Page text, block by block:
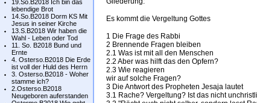
19.So.B2018 Ich bin das
lebendige Brot
14.So.B2018 Dorm KS Mit
Jesus in seiner Kirche
13.S.B2018 Wir haben die
Wahl - Leben oder Tod
11. So. B2018 Bund und
Ernte
4. Osterso.B2018 Die Erde
ist voll der Huld des Herrn
3. Osterso.B2018 - Woher
stamme ich?
2.Osterso.B2018
Neugeboren auferstanden
Es kommt die Vergeltung Gottes
1 Die Frage des Rabbi
2 Brennende Fragen bleiben
2.1 Was ist mit all den Menschen
2.2 Aber was hilft das den Opfern?
2.3 Wie reagieren
wir auf solche Fragen?
3 Die Antwort des Propheten Jesaja lautet
3.1 Rache? Vergeltung? Ist das nicht